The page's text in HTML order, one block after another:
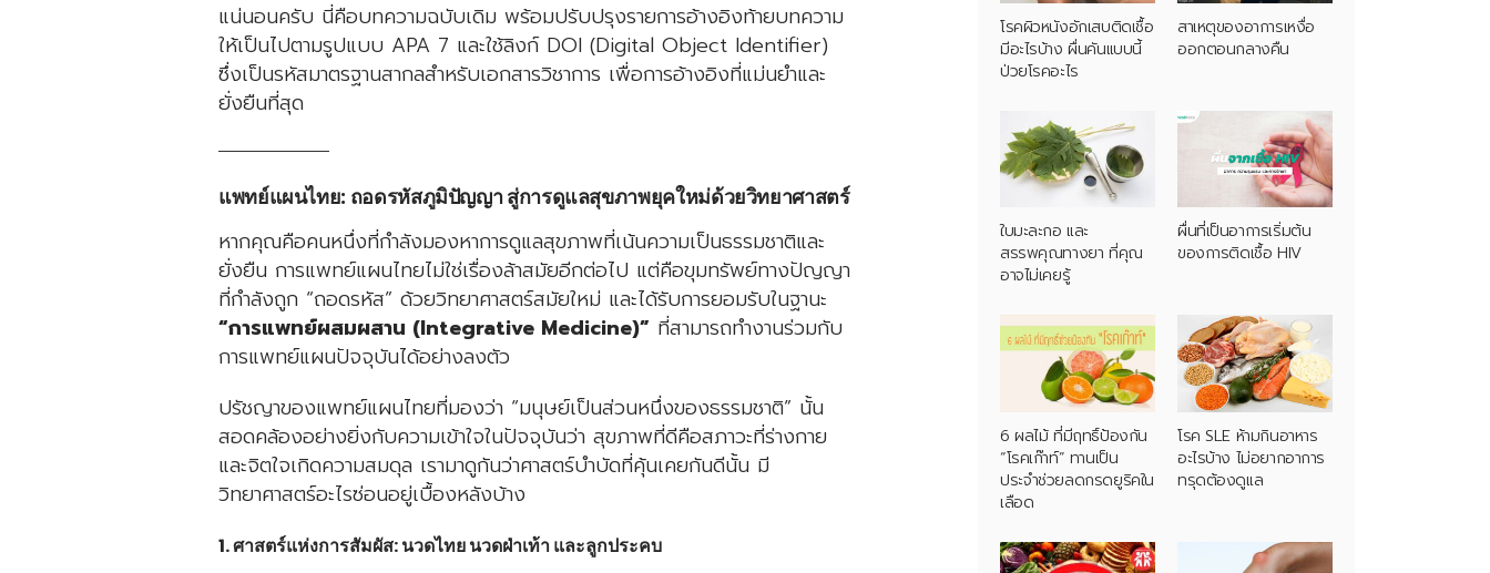
แน่นอนครับ นี่คือบทความฉบับเดิม พร้อมปรับปรุงรายการอ้างอิงท้ายบทความ
ให้เป็นไปตามรูปแบบ APA 7 และใช้ลิงก์ DOI (Digital Object Identifier)
ซึ่งเป็นรหัสมาตรฐานสากลสำหรับเอกสารวิชาการ เพื่อการอ้างอิงที่แม่นยำและ
ยั่งยืนที่สุด
แพทย์แผนไทย: ถอดรหัสภูมิปัญญา สู่การดูแลสุขภาพยุคใหม่ด้วยวิทยาศาสตร์
หากคุณคือคนหนึ่งที่กำลังมองหาการดูแลสุขภาพที่เน้นความเป็นธรรมชาติและ
ยั่งยืน การแพทย์แผนไทยไม่ใช่เรื่องล้าสมัยอีกต่อไป แต่คือขุมทรัพย์ทางปัญญา
ที่กำลังถูก “ถอดรหัส” ด้วยวิทยาศาสตร์สมัยใหม่ และได้รับการยอมรับในฐานะ
“การแพทย์ผสมผสาน (Integrative Medicine)” ที่สามารถทำงานร่วมกับ
การแพทย์แผนปัจจุบันได้อย่างลงตัว
ปรัชญาของแพทย์แผนไทยที่มองว่า “มนุษย์เป็นส่วนหนึ่งของธรรมชาติ” นั้น
สอดคล้องอย่างยิ่งกับความเข้าใจในปัจจุบันว่า สุขภาพที่ดีคือสภาวะที่ร่างกาย
และจิตใจเกิดความสมดุล เรามาดูกันว่าศาสตร์บำบัดที่คุ้นเคยกันดีนั้น มี
วิทยาศาสตร์อะไรซ่อนอยู่เบื้องหลังบ้าง
1. ศาสตร์แห่งการสัมผัส: นวดไทย นวดฝ่าเท้า และลูกประคบ
โรคผิวหนังอักเสบติดเชื้อ
มีอะไรบ้าง ผื่นคันแบบนี้
ป่วยโรคอะไร
สาเหตุของอาการเหงื่อ
ออกตอนกลางคืน
ใบมะละกอ และ
สรรพคุณทางยา ที่คุณ
อาจไม่เคยรู้
ผื่นที่เป็นอาการเริ่มต้น
ของการติดเชื้อ HIV
6 ผลไม้ ที่มีฤทธิ์ป้องกัน
“โรคเก๊าท์” ทานเป็น
ประจำช่วยลดกรดยูริคใน
เลือด
โรค SLE ห้ามกินอาหาร
อะไรบ้าง ไม่อยากอาการ
ทรุดต้องดูแล